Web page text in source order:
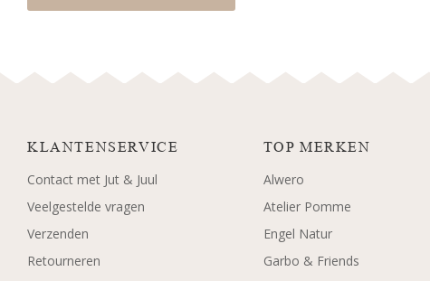
KLANTENSERVICE
Contact met Jut & Juul
Veelgestelde vragen
Verzenden
Retourneren
TOP MERKEN
Alwero
Atelier Pomme
Engel Natur
Garbo & Friends